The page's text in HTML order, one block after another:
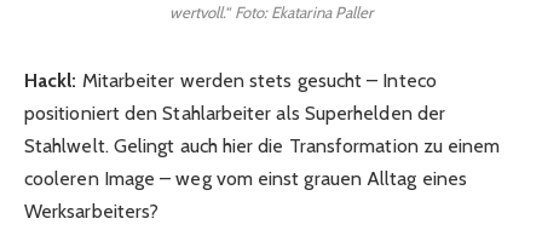
wertvoll.“ Foto: Ekatarina Paller
Hackl: Mitarbeiter werden stets gesucht – Inteco
positioniert den Stahlarbeiter als Superhelden der
Stahlwelt. Gelingt auch hier die Transformation zu einem
cooleren Image – weg vom einst grauen Alltag eines
Werksarbeiters?